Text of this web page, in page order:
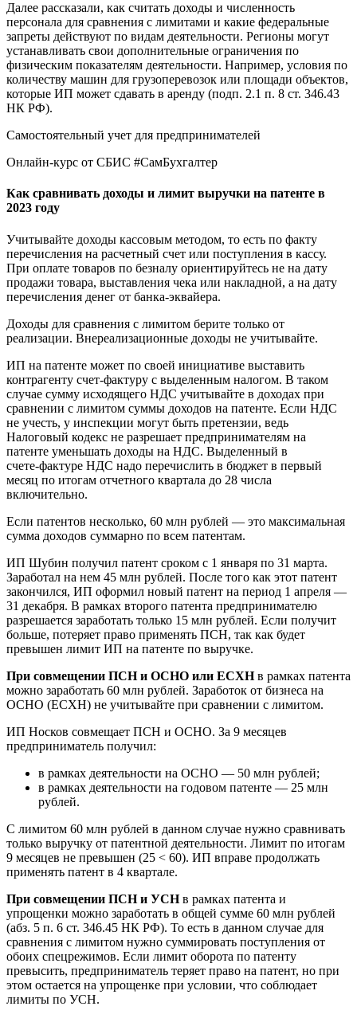
Далее рассказали, как считать доходы и численность
персонала для сравнения с лимитами и какие федеральные
запреты действуют по видам деятельности. Регионы могут
устанавливать свои дополнительные ограничения по
физическим показателям деятельности. Например, условия по
количеству машин для грузоперевозок или площади объектов,
которые ИП может сдавать в аренду (подп. 2.1 п. 8 ст. 346.43
НК РФ).
Самостоятельный учет для предпринимателей
Онлайн‑курс от СБИС #СамБухгалтер
Как сравнивать доходы и лимит выручки на патенте в
2023 году
Учитывайте доходы кассовым методом, то есть по факту
перечисления на расчетный счет или поступления в кассу.
При оплате товаров по безналу ориентируйтесь не на дату
продажи товара, выставления чека или накладной, а на дату
перечисления денег от банка‑эквайера.
Доходы для сравнения с лимитом берите только от
реализации. Внереализационные доходы не учитывайте.
ИП на патенте может по своей инициативе выставить
контрагенту счет‑фактуру с выделенным налогом. В таком
случае сумму исходящего НДС учитывайте в доходах при
сравнении с лимитом суммы доходов на патенте. Если НДС
не учесть, у инспекции могут быть претензии, ведь
Налоговый кодекс не разрешает предпринимателям на
патенте уменьшать доходы на НДС. Выделенный в
счете‑фактуре НДС надо перечислить в бюджет в первый
месяц по итогам отчетного квартала до 28 числа
включительно.
Если патентов несколько, 60 млн рублей — это максимальная
сумма доходов суммарно по всем патентам.
ИП Шубин получил патент сроком с 1 января по 31 марта.
Заработал на нем 45 млн рублей. После того как этот патент
закончился, ИП оформил новый патент на период 1 апреля —
31 декабря. В рамках второго патента предпринимателю
разрешается заработать только 15 млн рублей. Если получит
больше, потеряет право применять ПСН, так как будет
превышен лимит ИП на патенте по выручке.
При совмещении ПСН и ОСНО или ЕСХНв рамках патента
можно заработать 60 млн рублей. Заработок от бизнеса на
ОСНО (ЕСХН) не учитывайте при сравнении с лимитом.
ИП Носков совмещает ПСН и ОСНО. За 9 месяцев
предприниматель получил:
в рамках деятельности на ОСНО — 50 млн рублей;
в рамках деятельности на годовом патенте — 25 млн
рублей.
С лимитом 60 млн рублей в данном случае нужно сравнивать
только выручку от патентной деятельности. Лимит по итогам
9 месяцев не превышен (25 < 60). ИП вправе продолжать
применять патент в 4 квартале.
При совмещении ПСН и УСНв рамках патента и
упрощенки можно заработать в общей сумме 60 млн рублей
(абз. 5 п. 6 ст. 346.45 НК РФ). То есть в данном случае для
сравнения с лимитом нужно суммировать поступления от
обоих спецрежимов. Если лимит оборота по патенту
превысить, предприниматель теряет право на патент, но при
этом остается на упрощенке при условии, что соблюдает
лимиты по УСН.